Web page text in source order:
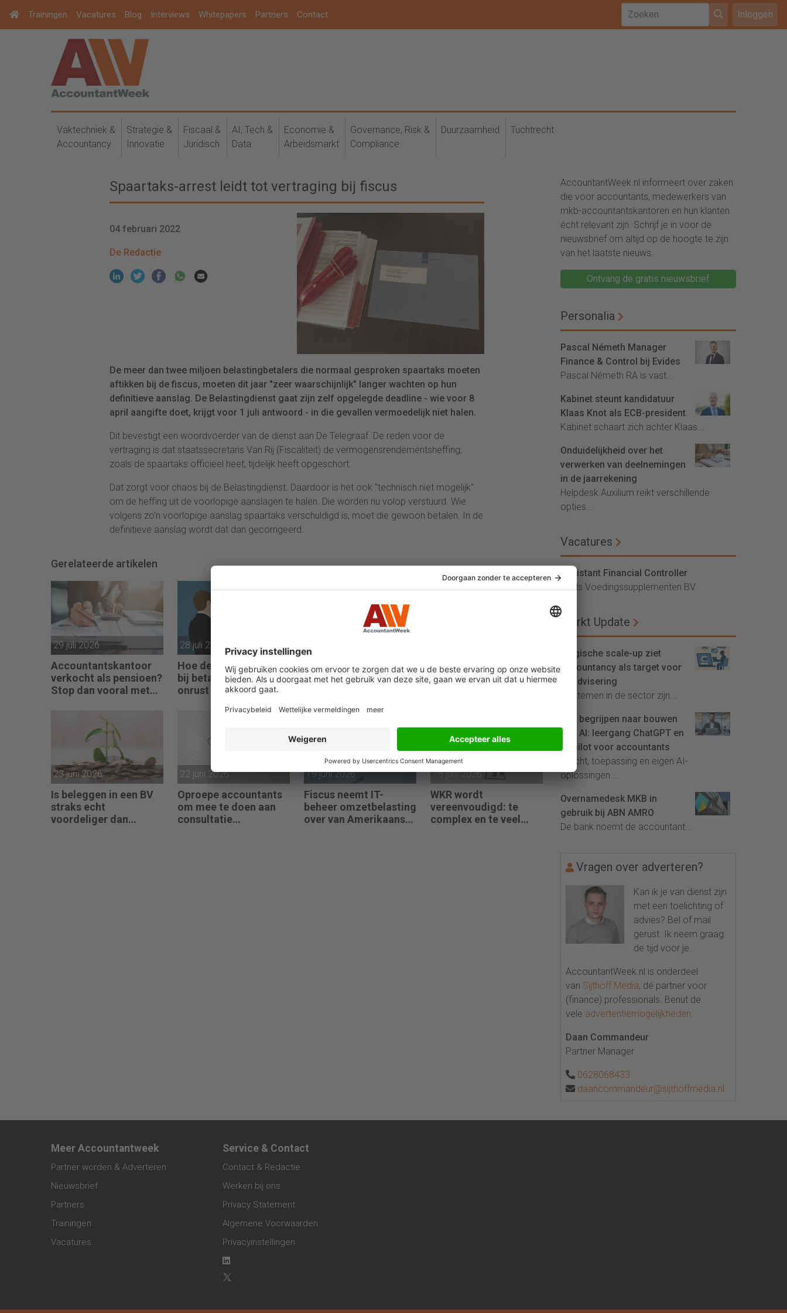
Trainingen Vacatures Blog Interviews Whitepapers Partners Contact Inloggen
Vaktechniek &
Accountancy
Strategie &
Innovatie
Fiscaal &
Juridisch
AI, Tech &
Data
Economie &
Arbeidsmarkt
Governance, Risk &
Compliance
Duurzaamheid Tuchtrecht
Spaartaks-arrest leidt tot vertraging bij fiscus
04 februari 2022
De Redactie
De meer dan twee miljoen belastingbetalers die normaal gesproken spaartaks moeten
aftikken bij de fiscus, moeten dit jaar "zeer waarschijnlijk" langer wachten op hun
definitieve aanslag. De Belastingdienst gaat zijn zelf opgelegde deadline - wie voor 8
april aangifte doet, krijgt voor 1 juli antwoord - in die gevallen vermoedelijk niet halen.
Dit bevestigt een woordvoerder van de dienst aan De Telegraaf. De reden voor de
vertraging is dat staatssecretaris Van Rij (Fiscaliteit) de vermogensrendementsheffing,
zoals de spaartaks officieel heet, tijdelijk heeft opgeschort.
Dat zorgt voor chaos bij de Belastingdienst. Daardoor is het ook "technisch niet mogelijk"
om de heffing uit de voorlopige aanslagen te halen. Die worden nu volop verstuurd. Wie
volgens zo’n voorlopige aanslag spaartaks verschuldigd is, moet die gewoon betalen. In de
definitieve aanslag wordt dat dan gecorrigeerd.
Gerelateerde artikelen
29 juli 2026
Accountantskantoor
verkocht als pensioen?
Stop dan vooral met
28 juli 2026
Hoe de fiscale valkuil
bij betaling in aandelen
onrust veroorzaakt
Miljoenen
belastingschuld
pakketkoeriers
Wie te laat bezwaar
maakte tegen
23 juni 2026
Is beleggen in een BV
straks echt
voordeliger dan
22 juni 2026
Oproepe accountants
om mee te doen aan
consultatie
19 juni 2026
Fiscus neemt IT-
beheer omzetbelasting
over van Amerikaans
18 juni 2026
WKR wordt
vereenvoudigd: te
complex en te veel
AccountantWeek.nl informeert over zaken
die voor accountants, medewerkers van
mkb-accountantskantoren en hun klanten
écht relevant zijn. Schrijf je in voor de
nieuwsbrief om altijd op de hoogte te zijn
van het laatste nieuws.
Ontvang de gratis nieuwsbrief
Personalia
Pascal Németh Manager
Finance & Control bij Evides
Pascal Németh RA is vast...
Kabinet steunt kandidatuur
Klaas Knot als ECB-president
Kabinet schaart zich achter Klaas...
Onduidelijkheid over het
verwerken van deelnemingen
in de jaarrekening
Helpdesk Auxilium reikt verschillende
opties...
Vacatures
Assistant Financial Controller
Vitals Voedingssupplementen BV
Markt Update
Belgische scale-up ziet
accountancy als target voor
AI-advisering
'Systemen in de sector zijn...
Van begrijpen naar bouwen
met AI: leergang ChatGPT en
Copilot voor accountants
Inzicht, toepassing en eigen AI-
oplossingen...
Overnamedesk MKB in
gebruik bij ABN AMRO
De bank noemt de accountant...
Vragen over adverteren?
Kan ik je van dienst zijn
met een toelichting of
advies? Bel of mail
gerust. Ik neem graag
de tijd voor je.
AccountantWeek.nl is onderdeel
van Sijthoff Media, dé partner voor
(finance) professionals. Benut de
vele advertentiemogelijkheden.
Daan Commandeur
Partner Manager
0628068433
daancommandeur@sijthoffmedia.nl
Meer Accountantweek
Partner worden & Adverteren
Nieuwsbrief
Partners
Trainingen
Vacatures
Service & Contact
Contact & Redactie
Werken bij ons
Privacy Statement
Algemene Voorwaarden
Privacyinstellingen